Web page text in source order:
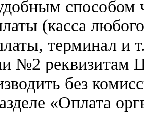
способом
(касса
терминал и
№2 реквизитам
без
«Оплата